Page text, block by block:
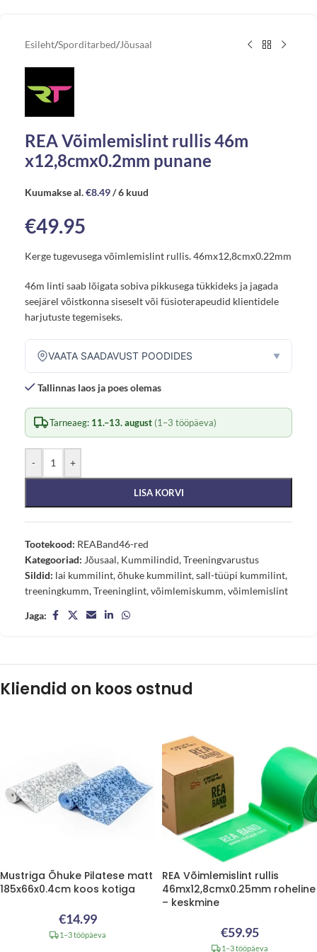
Esileht/Sporditarbed/Jõusaal
REA Võimlemislint rullis 46m
x12,8cmx0.2mm punane
Kuumakse al.€8.49/ 6 kuud
€49.95
Kerge tugevusega võimlemislint rullis. 46mx12,8cmx0.22mm
46m linti saab lõigata sobiva pikkusega tükkideks ja jagada
seejärel võistkonna siseselt või füsioterapeudid klientidele
harjutuste tegemiseks.
VAATA SAADAVUST POODIDES ▼
Tallinnas laos ja poes olemas
Tarneaeg: 11.–13. august (1–3 tööpäeva)
- +
LISA KORVI
Tootekood: REABand46-red
Kategooriad: Jõusaal, Kummilindid,Treeningvarustus
Sildid: lai kummilint,õhuke kummilint,sall-tüüpi kummilint,
treeningkumm,Treeninglint,võimlemiskumm,võimlemislint
Jaga:
Kliendid on koos ostnud
Mustriga Õhuke Pilatese matt
185x66x0.4cm koos kotiga
€14.99
1–3 tööpäeva
REA Võimlemislint rullis
46mx12,8cmx0.25mm roheline
– keskmine
€59.95
1–3 tööpäeva